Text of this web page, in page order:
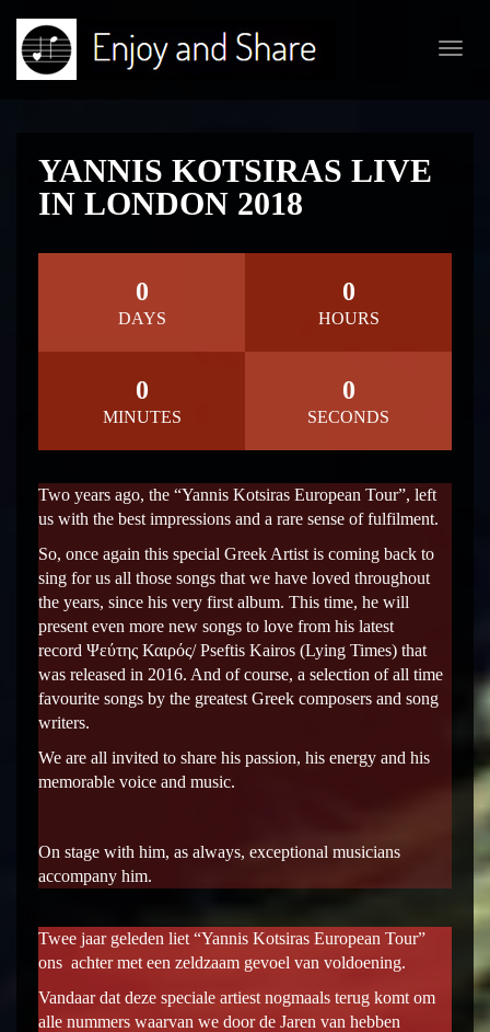
YANNIS KOTSIRAS LIVE
IN LONDON 2018
0
DAYS
0
HOURS
0
MINUTES
0
SECONDS
Two years ago, the “Yannis Kotsiras European Tour”, left
us with the best impressions and a rare sense of fulfilment.
So, once again this special Greek Artist is coming back to
sing for us all those songs that we have loved throughout
the years, since his very first album. This time, he will
present even more new songs to love from his latest
record Ψεύτης Καιρός/ Pseftis Kairos (Lying Times) that
was released in 2016. And of course, a selection of all time
favourite songs by the greatest Greek composers and song
writers.
We are all invited to share his passion, his energy and his
memorable voice and music.
On stage with him, as always, exceptional musicians
accompany him.
Twee jaar geleden liet “Yannis Kotsiras European Tour”
ons achter met een zeldzaam gevoel van voldoening.
Vandaar dat deze speciale artiest nogmaals terug komt om
alle nummers waarvan we door de Jaren van hebben